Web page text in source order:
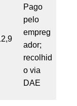
Pago
pelo
empreg
ador;
recolhid
o via
DAE